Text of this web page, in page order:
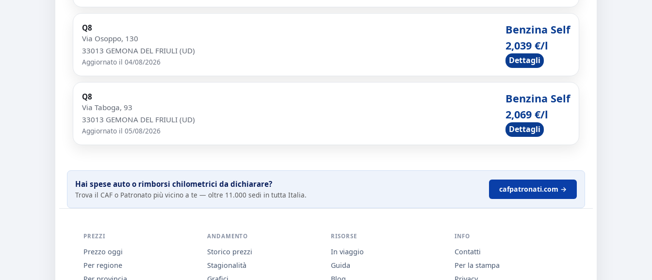
Q8
Via Osoppo, 130
33013 GEMONA DEL FRIULI (UD)
Aggiornato il 04/08/2026
Benzina Self
2,039 €/l
Dettagli
Q8
Via Taboga, 93
33013 GEMONA DEL FRIULI (UD)
Aggiornato il 05/08/2026
Benzina Self
2,069 €/l
Dettagli
Hai spese auto o rimborsi chilometrici da dichiarare?
Trova il CAF o Patronato più vicino a te — oltre 11.000 sedi in tutta Italia.
cafpatronati.com →
PREZZI
Prezzo oggi
Per regione
ANDAMENTO
Storico prezzi
Stagionalità
RISORSE
In viaggio
Guida
INFO
Contatti
Per la stampa